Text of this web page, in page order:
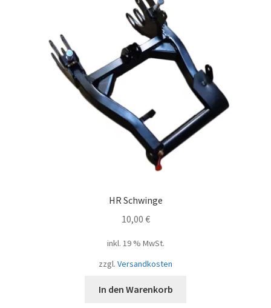
HR Schwinge
10,00 €
inkl. 19 % MwSt.
zzgl. Versandkosten
In den Warenkorb